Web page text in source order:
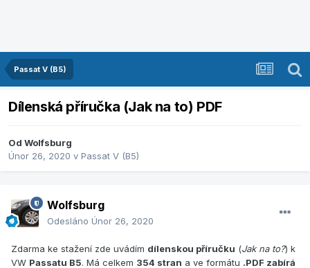
Passat V (B5)
Dílenská příručka (Jak na to) PDF
Od Wolfsburg
Únor 26, 2020 v Passat V (B5)
Wolfsburg
Odesláno Únor 26, 2020
Zdarma ke stažení zde uvádím dílenskou příručku (Jak na to?) k
VW Passatu B5. Má celkem 354 stran a ve formátu .PDF zabírá